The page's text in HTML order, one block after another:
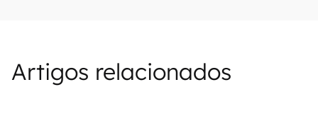
Artigos relacionados